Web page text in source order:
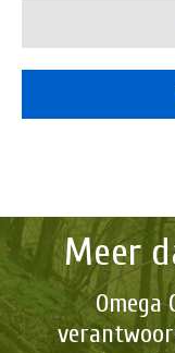
Meer